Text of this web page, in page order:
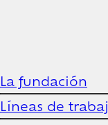
La fundación
Líneas de